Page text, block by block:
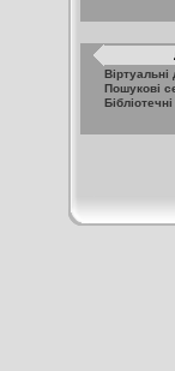
Віртуальні
Пошукові